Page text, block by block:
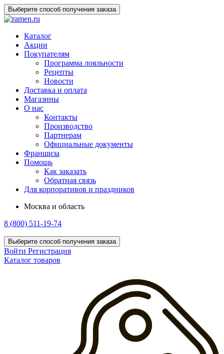
Выберите способ получения заказа
Каталог
Акции
Покупателям
Программа лояльности
Рецепты
Новости
Доставка и оплата
Магазины
О нас
Контакты
Производство
Партнерам
Официальные документы
Франшиза
Помощь
Как заказать
Обратная связь
Для корпоративов и праздников
Москва и область
8 (800) 511-19-74
Выберите способ получения заказа
Войти Регистрация
Каталог товаров